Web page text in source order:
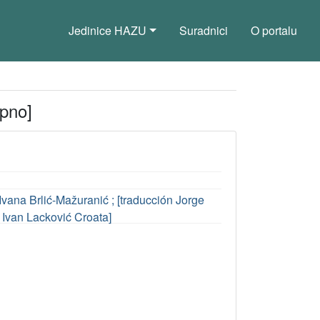
Jedinice HAZU Suradnici O portalu
Brlić-Mažuranić ; [traducción Jorge
Lacković Croata]